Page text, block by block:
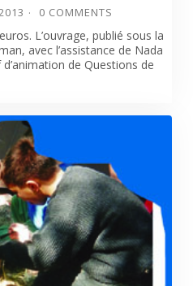
0 COMMENTS
L’ouvrage, publié sous la
avec l’assistance de Nada
de Questions de